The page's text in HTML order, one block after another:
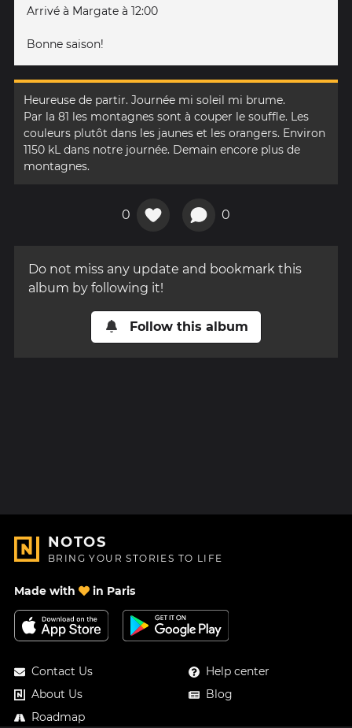
Arrivé à Margate à 12:00
Bonne saison!
Heureuse de partir. Journée mi soleil mi brume.
Par la 81 les montagnes sont à couper le souffle. Les
couleurs plutôt dans les jaunes et les orangers. Environ
1150 kL dans notre journée. Demain encore plus de
montagnes.
0 0
Do not miss any update and bookmark this
album by following it!
Follow this album
NOTOS
BRING YOUR STORIES TO LIFE
Made with in Paris
Contact Us
About Us
Roadmap
Help center
Blog